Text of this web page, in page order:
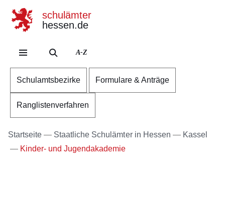
schulämter
hessen.de
A-Z
Schulamtsbezirke Formulare & Anträge
Ranglistenverfahren
Startseite Staatliche Schulämter in Hessen
Kassel
Kinder- und Jugendakademie